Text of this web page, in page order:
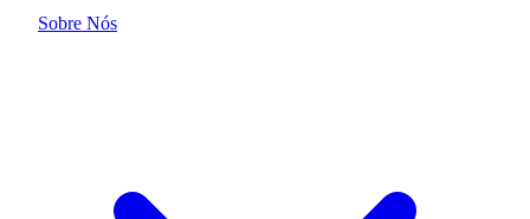
Sobre Nós